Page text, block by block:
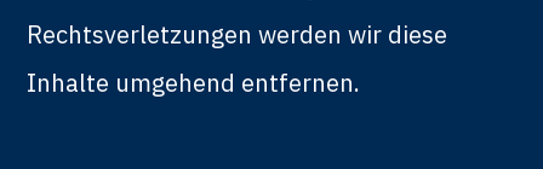
Rechtsverletzungen werden wir diese
Inhalte umgehend entfernen.